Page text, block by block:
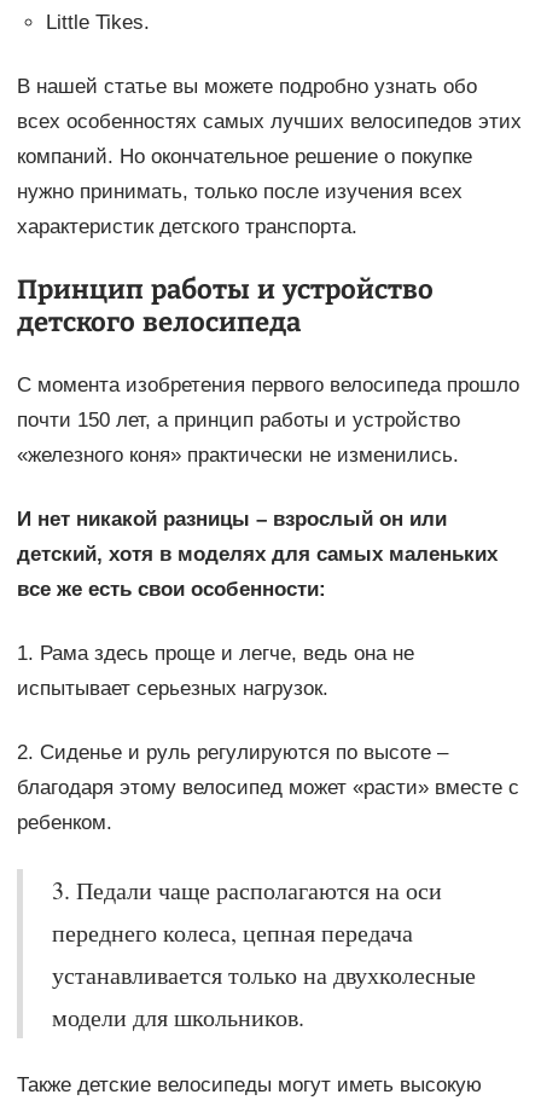
Little Tikes.
В нашей статье вы можете подробно узнать обо
всех особенностях самых лучших велосипедов этих
компаний. Но окончательное решение о покупке
нужно принимать, только после изучения всех
характеристик детского транспорта.
Принцип работы и устройство
детского велосипеда
С момента изобретения первого велосипеда прошло
почти 150 лет, а принцип работы и устройство
«железного коня» практически не изменились.
И нет никакой разницы – взрослый он или
детский, хотя в моделях для самых маленьких
все же есть свои особенности:
1. Рама здесь проще и легче, ведь она не
испытывает серьезных нагрузок.
2. Сиденье и руль регулируются по высоте –
благодаря этому велосипед может «расти» вместе с
ребенком.
3. Педали чаще располагаются на оси
переднего колеса, цепная передача
устанавливается только на двухколесные
модели для школьников.
Также детские велосипеды могут иметь высокую